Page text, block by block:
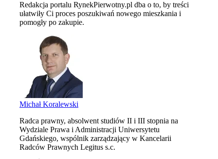
Redakcja portalu RynekPierwotny.pl dba o to, by treści
ułatwiły Ci proces poszukiwań nowego mieszkania i
pomogły po zakupie.
Michał Koralewski
Radca prawny, absolwent studiów II i III stopnia na
Wydziale Prawa i Administracji Uniwersytetu
Gdańskiego, wspólnik zarządzający w Kancelarii
Radców Prawnych Legitus s.c.